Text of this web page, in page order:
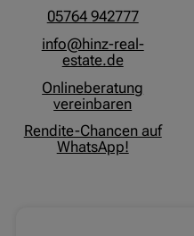
05764 942777
info@hinz-real-
estate.de
Onlineberatung
vereinbaren
Rendite-Chancen auf
WhatsApp!